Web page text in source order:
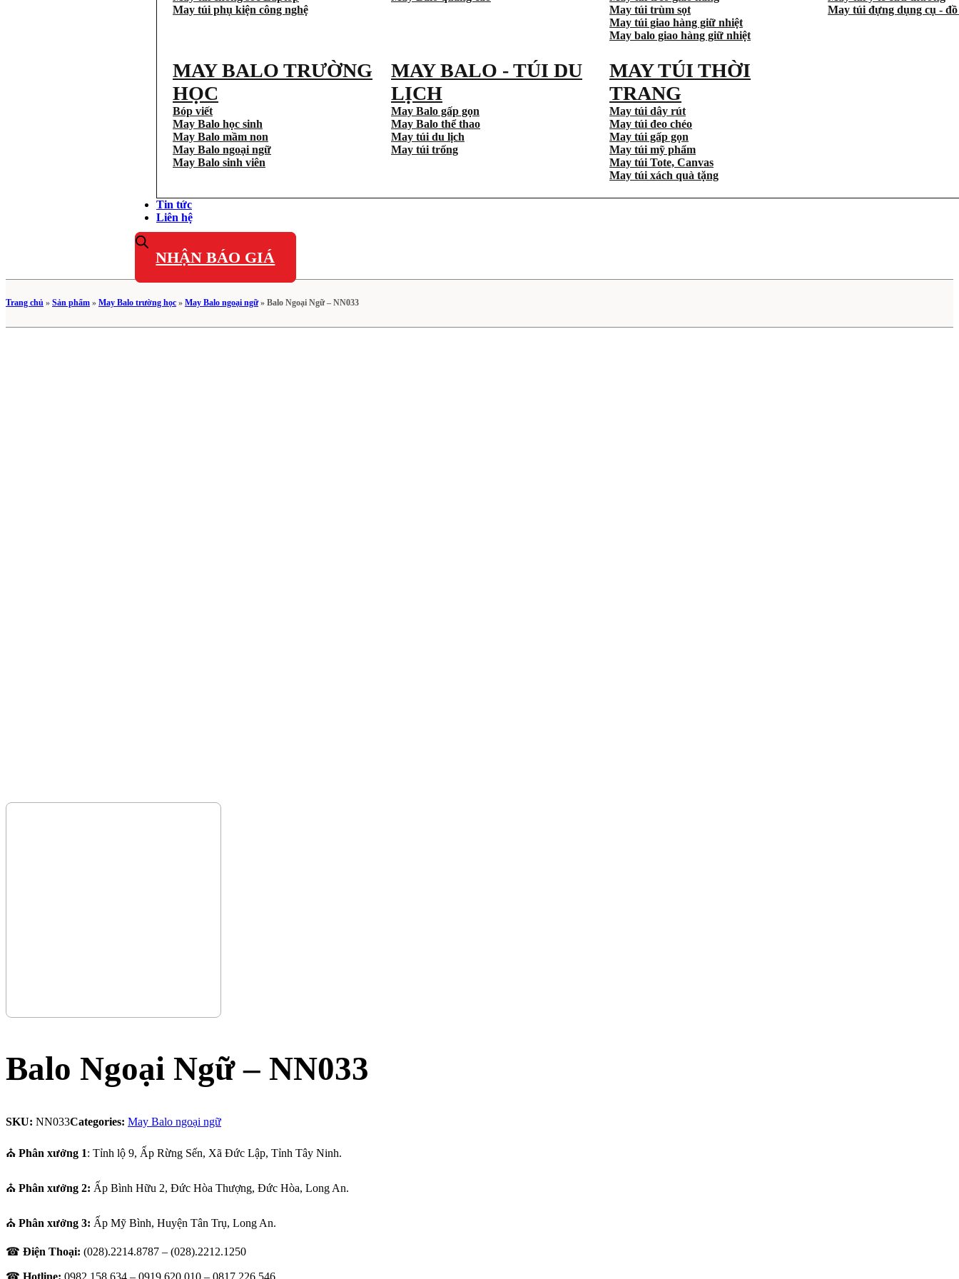
May túi phụ kiện công nghệ
May túi trùm sọt
May túi giao hàng giữ nhiệt
May balo giao hàng giữ nhiệt
May túi đựng dụng cụ - đồ
MAY BALO TRƯỜNG
HỌC
Bóp viết
May Balo học sinh
May Balo mầm non
May Balo ngoại ngữ
May Balo sinh viên
MAY BALO - TÚI DU
LỊCH
May Balo gấp gọn
May Balo thể thao
May túi du lịch
May túi trống
MAY TÚI THỜI
TRANG
May túi dây rút
May túi đeo chéo
May túi gấp gọn
May túi mỹ phẩm
May túi Tote, Canvas
May túi xách quà tặng
Tin tức
Liên hệ
NHẬN BÁO GIÁ
Trang chủ » Sản phẩm » May Balo trường học » May Balo ngoại ngữ» Balo Ngoại Ngữ – NN033
Balo Ngoại Ngữ – NN033
SKU: NN033Categories: May Balo ngoại ngữ
⛪ Phân xưởng 1: Tỉnh lộ 9, Ấp Rừng Sến, Xã Đức Lập, Tỉnh Tây Ninh.
⛪ Phân xưởng 2: Ấp Bình Hữu 2, Đức Hòa Thượng, Đức Hòa, Long An.
⛪ Phân xưởng 3: Ấp Mỹ Bình, Huyện Tân Trụ, Long An.
☎ Điện Thoại: (028).2214.8787 – (028).2212.1250
☎ Hotline: 0982.158.634 – 0919.620.010 – 0817.226.546